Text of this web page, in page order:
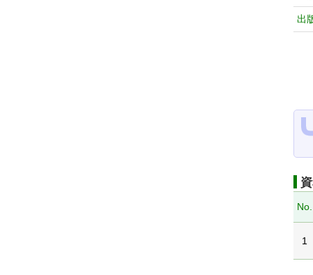
出
No.
1